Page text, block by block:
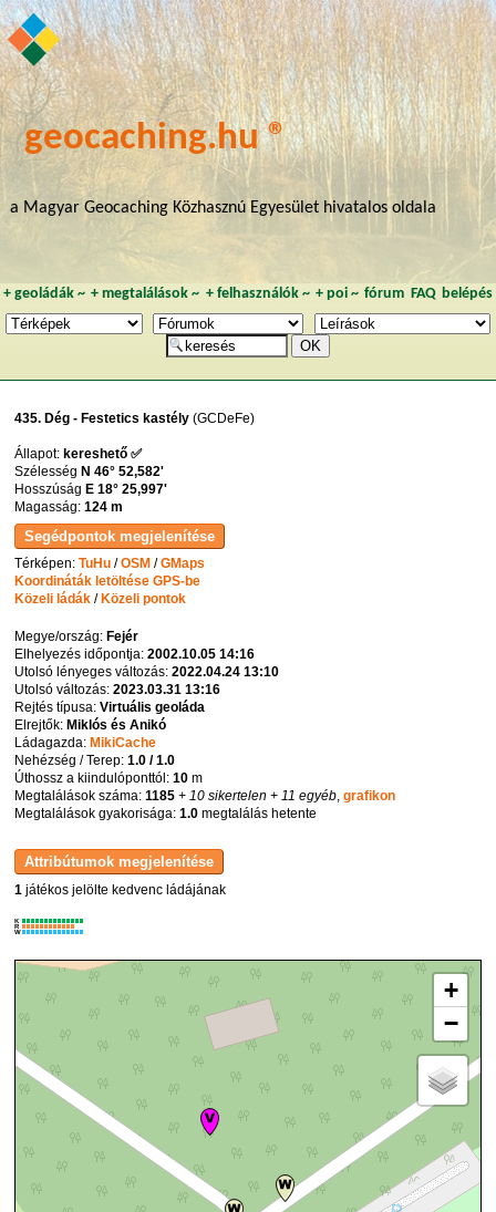
geocaching.hu ®
a Magyar Geocaching Közhasznú Egyesület hivatalos oldala
+ geoládák~ +megtalálások ~ + felhasználók~ + poi~ fórum FAQ belépés
435. Dég - Festetics kastély (GCDeFe)
Állapot: kereshető ✅
Szélesség N 46° 52,582'
Hosszúság E 18° 25,997'
Magasság:124 m
Térképen:TuHu /OSM /GMaps
Koordináták letöltése GPS-be
Közeli ládák / Közeli pontok
Megye/ország: Fejér
Elhelyezés időpontja:2002.10.05 14:16
Utolsó lényeges változás:2022.04.24 13:10
Utolsó változás:2023.03.31 13:16
Rejtés típusa:Virtuális geoláda
Elrejtők: Miklós és Anikó
Ládagazda: MikiCache
Nehézség / Terep:1.0 / 1.0
Úthossz a kiindulóponttól:10 m
Megtalálások száma:1185 + 10 sikertelen + 11 egyéb,grafikon
Megtalálások gyakorisága:1.0 megtalálás hetente
1 játékos jelölte kedvenc ládájának
K
R
W
+
−